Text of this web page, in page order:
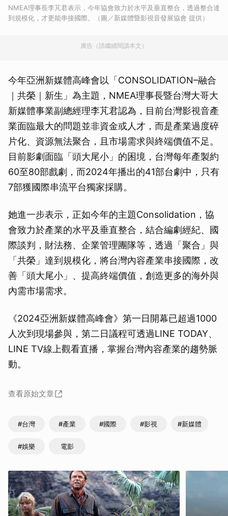
NMEA理事長李芃君表示，今年協會致力於水平及垂直整合，透過整合達
到規模化，才更能串接國際。（圖／新媒體暨影視音發展協會 提供）
廣告（請繼續閱讀本文）
今年亞洲新媒體高峰會以「CONSOLIDATION–融合
｜共榮｜新生」為主題，NMEA理事長暨台灣大哥大
新媒體事業副總經理李芃君認為，目前台灣影視音產
業面臨最大的問題並非資金或人才，而是產業過度碎
片化、資源無法聚合，且市場需求與終端價值不足。
目前影劇面臨「頭大尾小」的困境，台灣每年產製約
60至80部戲劇，而2024年播出的41部台劇中，只有
7部獲國際串流平台獨家採購。
她進一步表示，正如今年的主題Consolidation，協
會致力於產業的水平及垂直整合，結合編劇經紀、國
際談判，財法務、企業管理團隊等，透過「聚合」與
「共榮」達到規模化，將台灣內容產業串接國際，改
善「頭大尾小」、提高終端價值，創造更多的海外與
內需市場需求。
《2024亞洲新媒體高峰會》第一日開幕已超過1000
人次到現場參與，第二日議程可透過LINE TODAY、
LINE TV線上觀看直播，掌握台灣內容產業的趨勢脈
動。
查看原始文章
#台灣 #產業 #國際 #影視 #新媒體
#娛樂 電影